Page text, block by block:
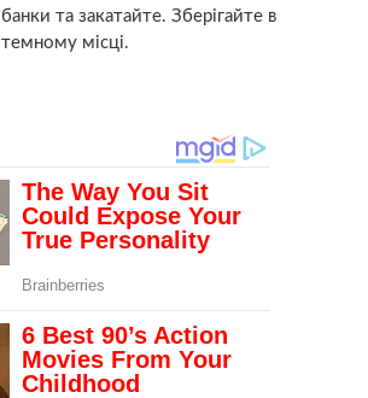
банки та закатайте. Зберігайте в
темному місці.